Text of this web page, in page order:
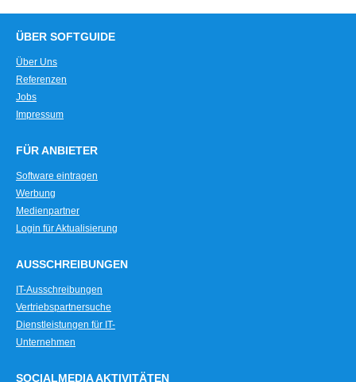
ÜBER SOFTGUIDE
Über Uns
Referenzen
Jobs
Impressum
FÜR ANBIETER
Software eintragen
Werbung
Medienpartner
Login für Aktualisierung
AUSSCHREIBUNGEN
IT-Ausschreibungen
Vertriebspartnersuche
Dienstleistungen für IT-
Unternehmen
SOCIALMEDIA AKTIVITÄTEN